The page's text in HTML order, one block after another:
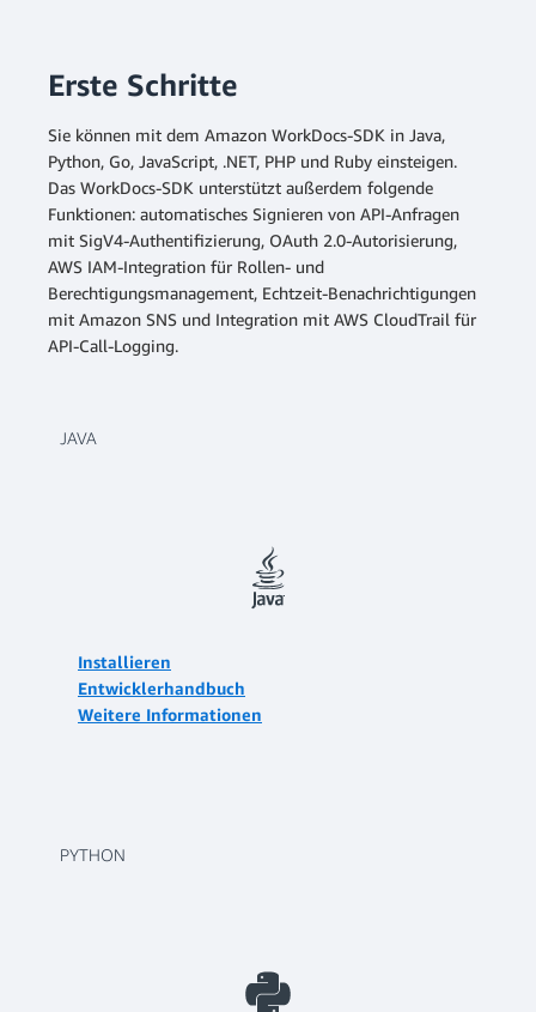
Erste Schritte
Sie können mit dem Amazon WorkDocs-SDK in Java,
Python, Go, JavaScript, .NET, PHP und Ruby einsteigen.
Das WorkDocs-SDK unterstützt außerdem folgende
Funktionen: automatisches Signieren von API-Anfragen
mit SigV4-Authentifizierung, OAuth 2.0-Autorisierung,
AWS IAM-Integration für Rollen- und
Berechtigungsmanagement, Echtzeit-Benachrichtigungen
mit Amazon SNS und Integration mit AWS CloudTrail für
API-Call-Logging.
JAVA
Installieren
Entwicklerhandbuch
Weitere Informationen
PYTHON